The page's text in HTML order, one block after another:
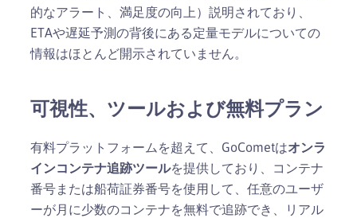
的なアラート、満足度の向上）説明されており、
ETAや遅延予測の背後にある定量モデルについての
情報はほとんど開示されていません。
可視性、ツールおよび無料プラン
有料プラットフォームを超えて、GoCometはオンラ
インコンテナ追跡ツールを提供しており、コンテナ
番号または船荷証券番号を使用して、任意のユーザ
ーが月に少数のコンテナを無料で追跡でき、リアル